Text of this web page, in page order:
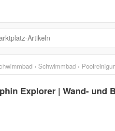
› Schwimmbad ›
Explorer | Wand- und